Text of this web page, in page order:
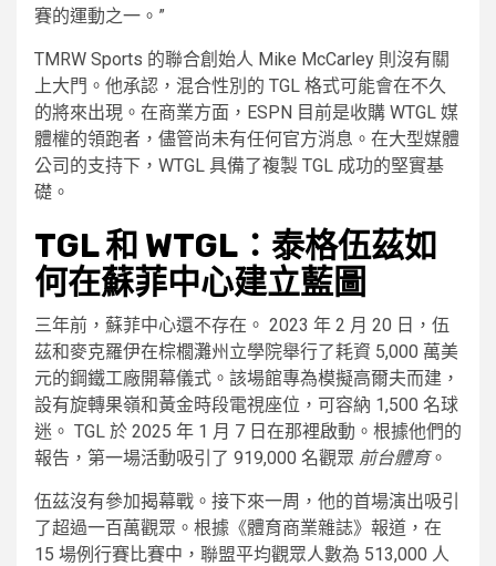
賽的運動之一。”
TMRW Sports 的聯合創始人 Mike McCarley 則沒有關
上大門。他承認，混合性別的 TGL 格式可能會在不久
的將來出現。在商業方面，ESPN 目前是收購 WTGL 媒
體權的領跑者，儘管尚未有任何官方消息。在大型媒體
公司的支持下，WTGL 具備了複製 TGL 成功的堅實基
礎。
TGL 和 WTGL：泰格伍茲如
何在蘇菲中心建立藍圖
三年前，蘇菲中心還不存在。 2023 年 2 月 20 日，伍
茲和麥克羅伊在棕櫚灘州立學院舉行了耗資 5,000 萬美
元的鋼鐵工廠開幕儀式。該場館專為模擬高爾夫而建，
設有旋轉果嶺和黃金時段電視座位，可容納 1,500 名球
迷。 TGL 於 2025 年 1 月 7 日在那裡啟動。根據他們的
報告，第一場活動吸引了 919,000 名觀眾 前台體育。
伍茲沒有參加揭幕戰。接下來一周，他的首場演出吸引
了超過一百萬觀眾。根據《體育商業雜誌》報道，在
15 場例行賽比賽中，聯盟平均觀眾人數為 513,000 人